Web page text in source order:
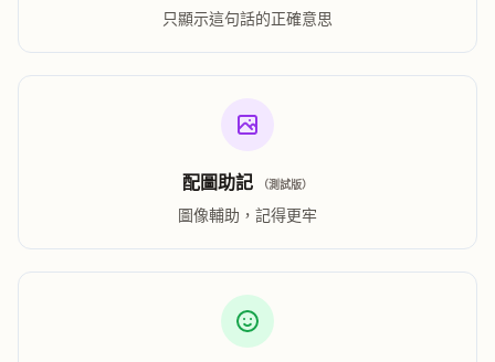
只顯示這句話的正確意思
配圖助記 （測試版）
圖像輔助，記得更牢